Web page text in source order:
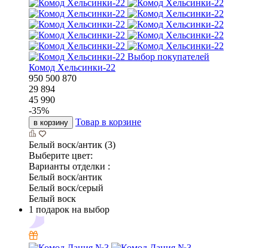
Выбор покупателей
Комод Хельсинки-22
950 500 870
29 894
45 990
-35%
в корзину Товар в корзине
Белый воск/антик (3)
Выберите цвет:
Варианты отделки :
Белый воск/антик
Белый воск/серый
Белый воск
1 подарок на выбор